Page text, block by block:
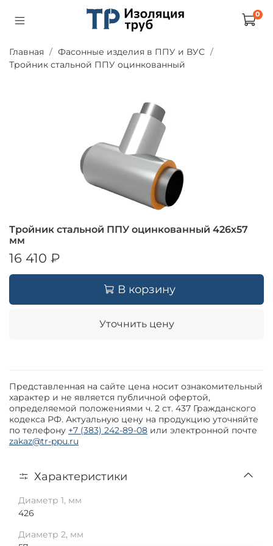
0
Главная
Фасонные изделия в ППУ и ВУС
Тройник стальной ППУ оцинкованный
Тройник стальной ППУ оцинкованный 426х57
мм
16 410 ₽
В корзину
Уточнить цену
Представленная на сайте цена носит ознакомительный
характер и не является публичной офертой,
определяемой положениями ч. 2 ст. 437 Гражданского
кодекса РФ. Актуальную цену на продукцию уточняйте
по телефону +7 (383) 242-89-08 или электронной почте
zakaz@tr-ppu.ru
Характеристики
Диаметр 1, мм
426
Диаметр 2, мм